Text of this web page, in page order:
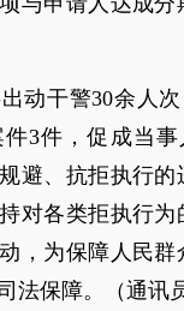
动干警30余人
件3件，促成当
避、抗拒执行
对各类拒执行
，为保障人民
法保障。（通讯